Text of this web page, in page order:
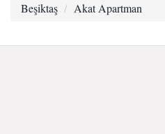
Beşiktaş Akat Apartman